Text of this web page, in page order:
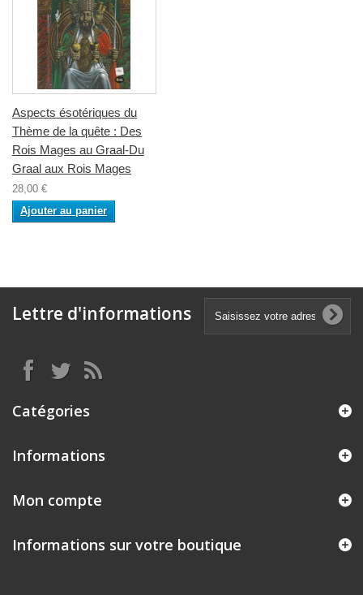
Aspects ésotériques du
Thème de la quête : Des
Rois Mages au Graal-Du
Graal aux Rois Mages
28,00 €
Ajouter au panier
Lettre d'informations
Catégories
Informations
Mon compte
Informations sur votre boutique